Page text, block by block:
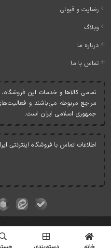
رضایت و قبولی
وبلاگ
درباره ما
تماس با ما
تمامی کالاها و خدمات اين
مراجع مربوطه می‌باشند و
جمهوری اسلامی ايران است.
اطلاعات تماس با فروشگاه اینترنتی